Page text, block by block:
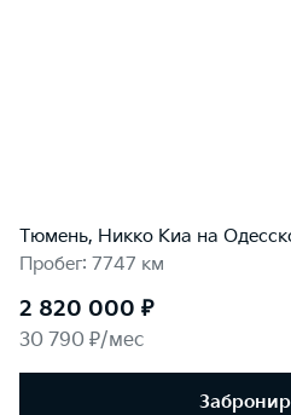
Тюмень, Никко Kиа на
Пробег: 7747 км
2 820 000 ₽
30 790 ₽/мес